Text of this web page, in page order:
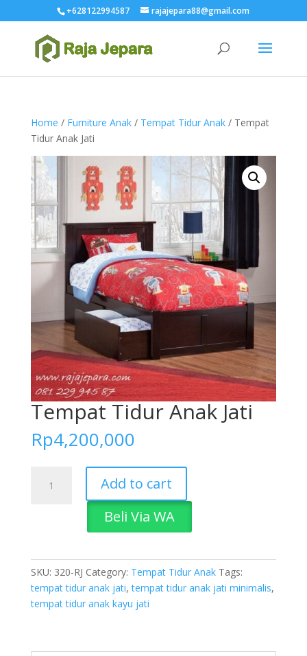
+628122994587 rajajepara88@gmail.com
Home / Furniture Anak/ Tempat Tidur Anak/ Tempat
Tidur Anak Jati
Tempat Tidur Anak Jati
Rp4,200,000
Tidur
Add to cart
Beli Via WA
SKU: 320-RJ Category: Tempat Tidur Anak Tags:
tempat tidur anak jati,tempat tidur anak jati minimalis,
tempat tidur anak kayu jati